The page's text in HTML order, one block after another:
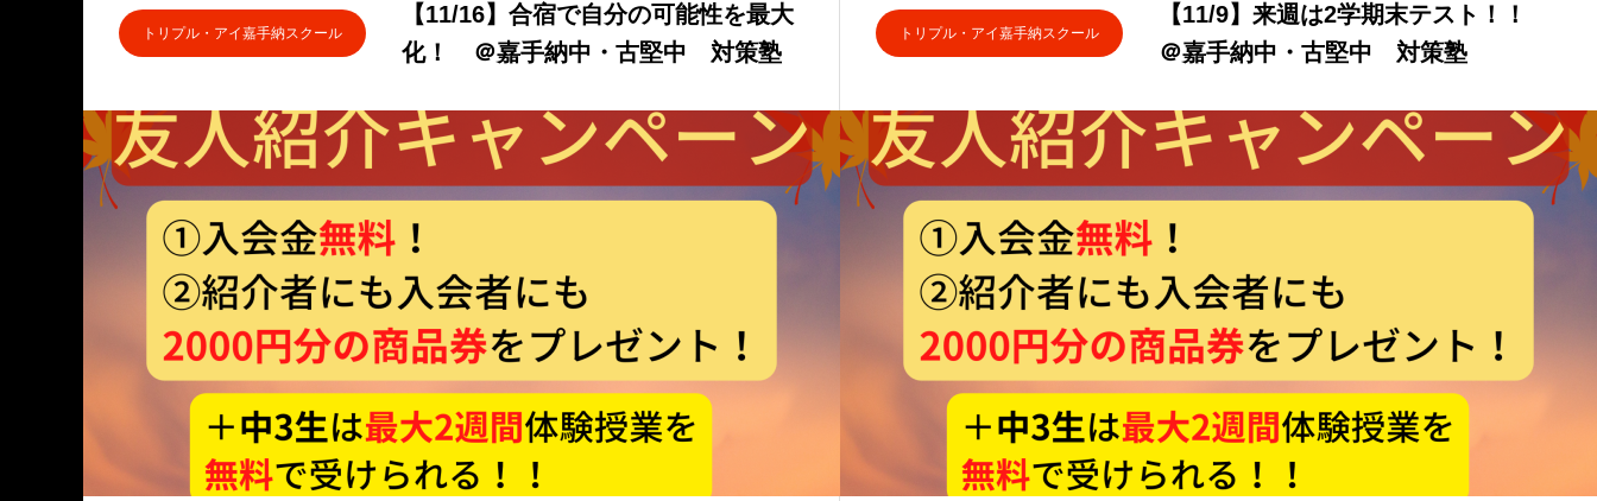
トリプル・アイ嘉手納スクール
【11/16】合宿で自分の可能性を最大
化！ ＠嘉手納中・古堅中 対策塾
トリプル・アイ嘉手納スクール
【11/9】来週は2学期末テスト！！
＠嘉手納中・古堅中 対策塾